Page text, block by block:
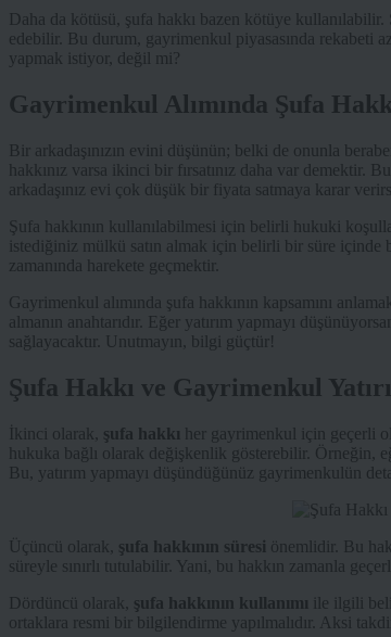
Daha da kötüsü, şufa hakkı bazen kötüye kullanılabilir.
edebilir. Bu durum, gayrimenkul piyasasında rekabeti
yapmak istiyor, değil mi?
Gayrimenkul Alımında Şufa
Bir arkadaşınızın evini düşünün; belki de onunla
hakkınız varsa ikinci bir fırsatınız daha var demektir.
arkadaşınız evi çok düşük bir fiyata satmaya karar
Şufa hakkının kullanılabilmesi için belirli hukuki
istediğiniz mülkü satın almak için belirli bir süre içinde
zamanında harekete geçmektir.
Gayrimenkul alımında şufa hakkının kapsamını
almanın anahtarıdır. Eğer yatırım yapmayı
sağlayacaktır. Unutmayın, bilgi güçtür!
Şufa Hakkı ve Gayrimenkul
İkinci olarak, şufa hakkı her gayrimenkul için geçerli
hukuka bağlı olarak değişkenlik gösterebilir. Örneğin,
Bu, yatırım yapmayı düşündüğünüz gayrimenkulün
Üçüncü olarak, şufa hakkının süresi önemlidir. Bu
süreyle sınırlı tutulabilir. Yani, bu hakkın zamanla
Dördüncü olarak, şufa hakkının kullanımı ile ilgili
ortaklara resmi bir bilgilendirme yapılmalıdır. Aksi